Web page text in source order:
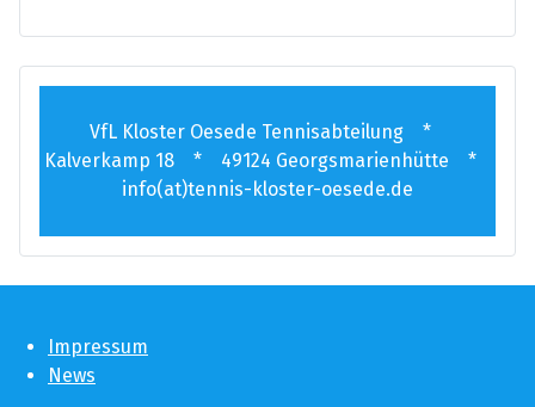
VfL Kloster Oesede Tennisabteilung *
Kalverkamp 18 * 49124 Georgsmarienhütte *
info(at)tennis-kloster-oesede.de
Impressum
News